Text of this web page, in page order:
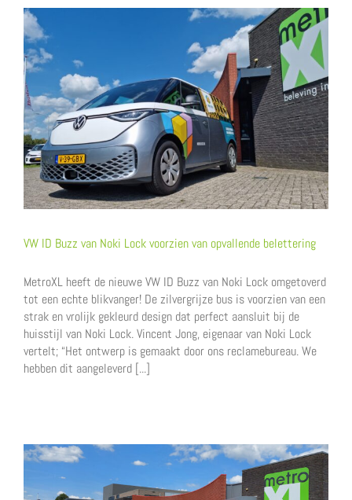
VW ID Buzz van Noki Lock voorzien van opvallende belettering
MetroXL heeft de nieuwe VW ID Buzz van Noki Lock omgetoverd
tot een echte blikvanger! De zilvergrijze bus is voorzien van een
strak en vrolijk gekleurd design dat perfect aansluit bij de
huisstijl van Noki Lock. Vincent Jong, eigenaar van Noki Lock
vertelt; “Het ontwerp is gemaakt door ons reclamebureau. We
hebben dit aangeleverd [...]